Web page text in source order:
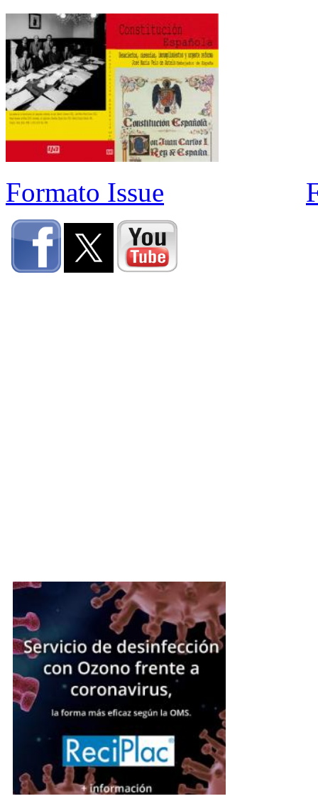
Formato Issue